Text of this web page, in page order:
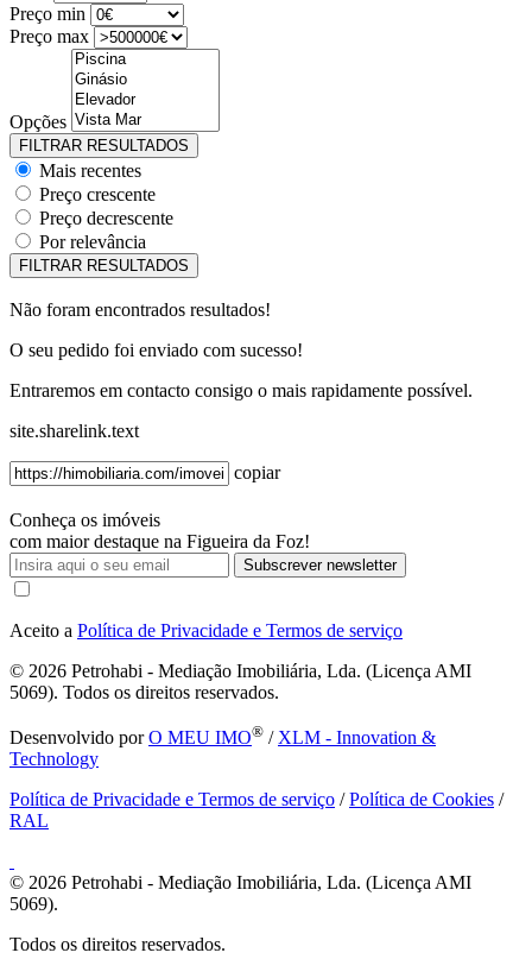
Preço min
Preço max
Opções
Mais recentes
Preço crescente
Preço decrescente
Por relevância
Não foram encontrados resultados!
O seu pedido foi enviado com sucesso!
Entraremos em contacto consigo o mais rapidamente possível.
site.sharelink.text
copiar
Conheça os imóveis
com maior destaque na Figueira da Foz!
Subscrever newsletter
Aceito a Política de Privacidade e Termos de serviço
© 2026 Petrohabi - Mediação Imobiliária, Lda. (Licença AMI
5069). Todos os direitos reservados.
Desenvolvido porO MEU IMO® / XLM - Innovation &
Technology
Política de Privacidade e Termos de serviço /Política de Cookies /
RAL
© 2026 Petrohabi - Mediação Imobiliária, Lda. (Licença AMI
5069).
Todos os direitos reservados.